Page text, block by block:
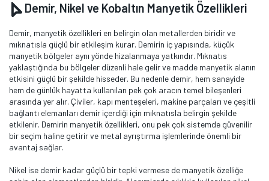
Demir, Nikel ve Kobaltın Manyetik Özellikleri
Demir, manyetik özellikleri en belirgin olan metallerden biridir ve
mıknatısla güçlü bir etkileşim kurar. Demirin iç yapısında, küçük
manyetik bölgeler aynı yönde hizalanmaya yatkındır. Mıknatıs
yaklaştığında bu bölgeler düzenli hale gelir ve madde manyetik alanın
etkisini güçlü bir şekilde hisseder. Bu nedenle demir, hem sanayide
hem de günlük hayatta kullanılan pek çok aracın temel bileşenleri
arasında yer alır. Çiviler, kapı menteşeleri, makine parçaları ve çeşitli
bağlantı elemanları demir içerdiği için mıknatısla belirgin şekilde
etkilenir. Demirin manyetik özellikleri, onu pek çok sistemde güvenilir
bir seçim haline getirir ve metal ayrıştırma işlemlerinde önemli bir
avantaj sağlar.
Nikel ise demir kadar güçlü bir tepki vermese de manyetik özelliğe